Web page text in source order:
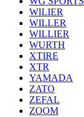
WILIER
WILLER
WILLIER
WURTH
XTIRE
XTR
YAMADA
ZATO
ZEFAL
ZOOM